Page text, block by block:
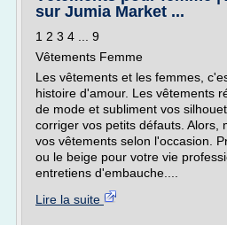
sur Jumia Market ...
1 2 3 4 ... 9
Vêtements Femme
Les vêtements et les femmes,
histoire d'amour. Les vêtements
de mode et subliment vos
corriger vos petits défauts. Alors,
vos vêtements selon l'occasion.
ou le beige pour votre vie
entretiens d'embauche....
Lire la suite